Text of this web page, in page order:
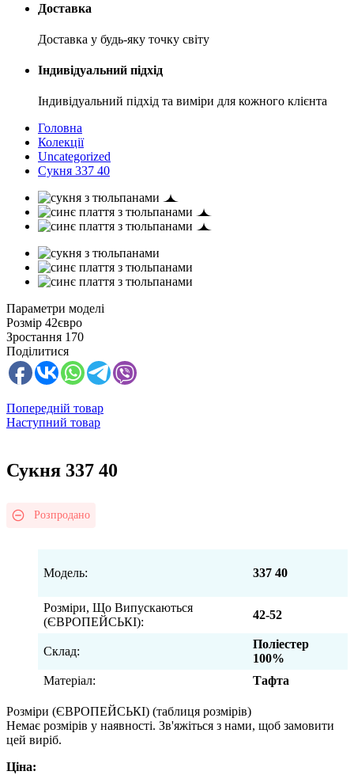
Доставка
Доставка у будь-яку точку світу
Індивідуальний підхід
Індивідуальний підхід та виміри для кожного клієнта
Головна
Колекції
Uncategorized
Сукня 337 40
Параметри моделі
Розмір 42євро
Зростання 170
Поділитися
Попередній товар
Наступний товар
Сукня 337 40
Розпродано
Модель: 337 40
Розміри, Що Випускаються
(ЄВРОПЕЙСЬКІ):
42-52
Склад:
Поліестер
100%
Матеріал:
Тафта
Розміри (ЄВРОПЕЙСЬКІ) (таблиця розмірів)
Немає розмірів у наявності. Зв'яжіться з нами, щоб замовити
цей виріб.
Ціна: